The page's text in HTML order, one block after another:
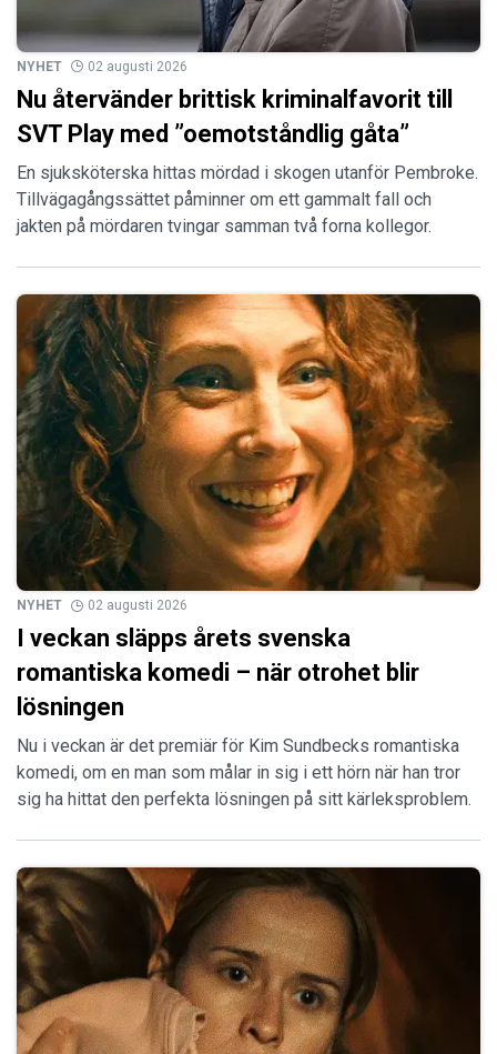
NYHET 02 augusti 2026
Nu återvänder brittisk kriminalfavorit till
SVT Play med ”oemotståndlig gåta”
En sjuksköterska hittas mördad i skogen utanför Pembroke.
Tillvägagångssättet påminner om ett gammalt fall och
jakten på mördaren tvingar samman två forna kollegor.
NYHET 02 augusti 2026
I veckan släpps årets svenska
romantiska komedi – när otrohet blir
lösningen
Nu i veckan är det premiär för Kim Sundbecks romantiska
komedi, om en man som målar in sig i ett hörn när han tror
sig ha hittat den perfekta lösningen på sitt kärleksproblem.